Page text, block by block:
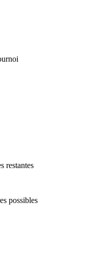
restantes
possibles